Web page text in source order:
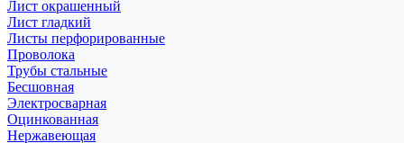
Лист окрашенный
Лист гладкий
Листы перфорированные
Проволока
Трубы стальные
Бесшовная
Электросварная
Оцинкованная
Нержавеющая